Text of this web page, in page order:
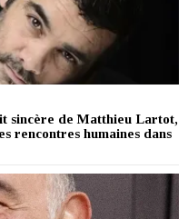
sincère de Matthieu Lartot,
rencontres humaines dans